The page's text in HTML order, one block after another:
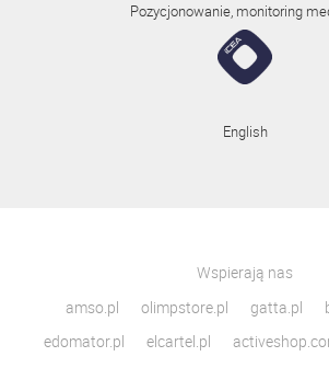
Pozycjonowanie, monitoring
English
Wspierają nas
amso.pl
olimpstore.pl gatta.pl
edomator.pl
elcartel.pl